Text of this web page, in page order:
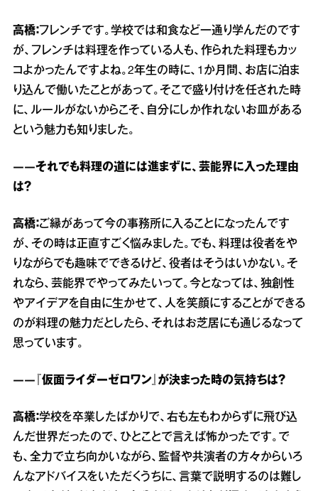
高橋： フレンチです。学校では和食など一通り学んだのです
が、フレンチは料理を作っている人も、作られた料理もカッ
コよかったんですよね。2年生の時に、1か月間、お店に泊ま
り込んで働いたことがあって。そこで盛り付けを任された時
に、ルールがないからこそ、自分にしか作れないお皿がある
という魅力も知りました。
――それでも料理の道には進まずに、芸能界に入った理由
は？
高橋：ご縁があって今の事務所に入ることになったんです
が、その時は正直すごく悩みました。でも、料理は役者をや
りながらでも趣味でできるけど、役者はそうはいかない。そ
れなら、芸能界でやってみたいって。今となっては、独創性
やアイデアを自由に生かせて、人を笑顔にすることができる
のが料理の魅力だとしたら、それはお芝居にも通じるなって
思っています。
――『仮面ライダーゼロワン』が決まった時の気持ちは？
高橋：学校を卒業したばかりで、右も左もわからずに飛び込
んだ世界だったので、ひとことで言えば怖かったです。で
も、全力で立ち向かいながら、監督や共演者の方々からいろ
んなアドバイスをいただくうちに、言葉で説明するのは難し